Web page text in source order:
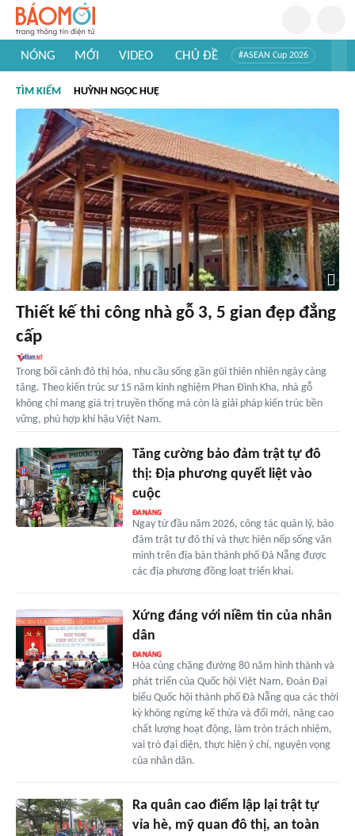
NÓNG MỚI VIDEO CHỦ ĐỀ #ASEAN Cup 2026
#Khám phá thế giới
TÌM KIẾM HUỲNH NGỌC HUỆ
Thiết kế thi công nhà gỗ 3, 5 gian đẹp đẳng
cấp
Trong bối cảnh đô thị hóa, nhu cầu sống gần gũi thiên nhiên ngày càng
tăng. Theo kiến trúc sư 15 năm kinh nghiệm Phan Đình Kha, nhà gỗ
không chỉ mang giá trị truyền thống mà còn là giải pháp kiến trúc bền
vững, phù hợp khí hậu Việt Nam.
Tăng cường bảo đảm trật tự đô
thị: Địa phương quyết liệt vào
cuộc
Ngay từ đầu năm 2026, công tác quản lý, bảo
đảm trật tự đô thị và thực hiện nếp sống văn
minh trên địa bàn thành phố Đà Nẵng được
các địa phương đồng loạt triển khai.
Xứng đáng với niềm tin của nhân
dân
Hòa cùng chặng đường 80 năm hình thành và
phát triển của Quốc hội Việt Nam, Đoàn Đại
biểu Quốc hội thành phố Đà Nẵng qua các thời
kỳ không ngừng kế thừa và đổi mới, nâng cao
chất lượng hoạt động, làm tròn trách nhiệm,
vai trò đại diện, thực hiện ý chí, nguyện vọng
của nhân dân.
Ra quân cao điểm lập lại trật tự
vỉa hè, mỹ quan đô thị, an toàn